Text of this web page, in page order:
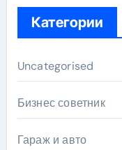
Категории
Uncategorised
Бизнес советник
Гараж и авто